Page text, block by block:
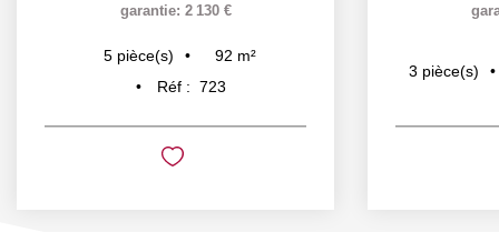
garantie: 2 130 €
5 pièce(s) 92 m²
Réf : 723
3 pièce(s)